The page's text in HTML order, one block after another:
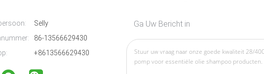
Selly
86-13566629430
+8613566629430
Ga Uw Bericht in